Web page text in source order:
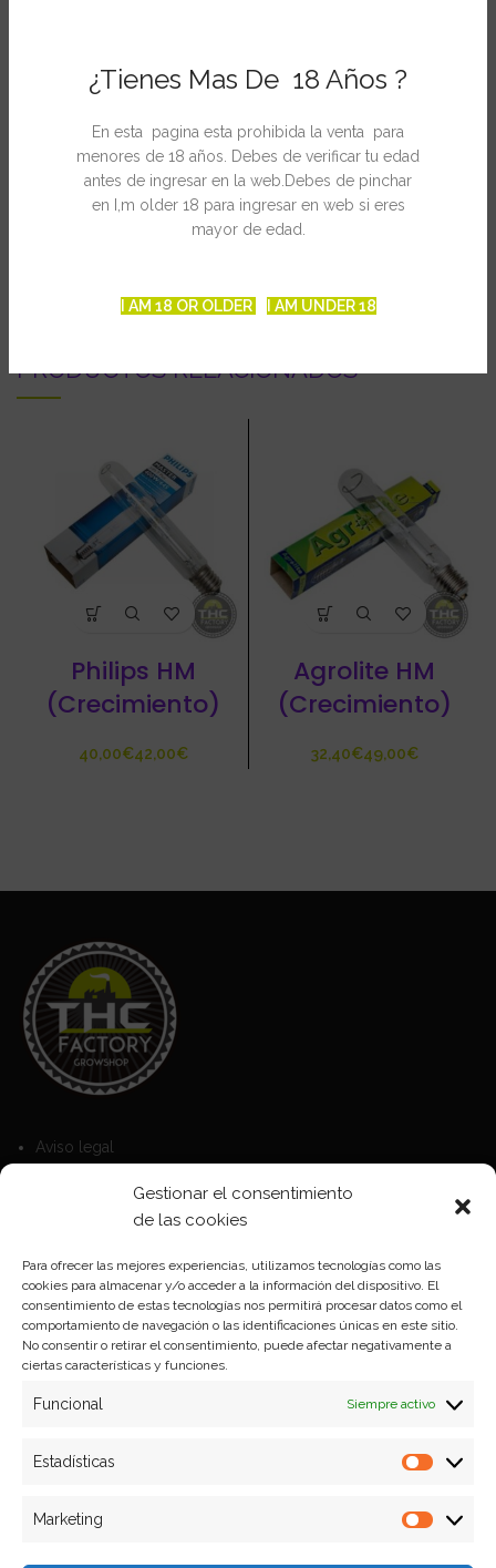
¿Tienes Mas De 18 Años ?
En esta pagina esta prohibida la venta para
menores de 18 años. Debes de verificar tu edad
antes de ingresar en la web.Debes de pinchar
en I,m older 18 para ingresar en web si eres
mayor de edad.
I AM 18 OR OLDER I AM UNDER 18
Gestionar el consentimiento
de las cookies
Para ofrecer las mejores experiencias, utilizamos tecnologías como las
cookies para almacenar y/o acceder a la información del dispositivo. El
consentimiento de estas tecnologías nos permitirá procesar datos como el
comportamiento de navegación o las identificaciones únicas en este sitio.
No consentir o retirar el consentimiento, puede afectar negativamente a
ciertas características y funciones.
Funcional Siempre activo
Estadísticas
Marketing
vida útil a las lámparas dándole además más confort y una luz
más estable a las plantas. El Balastro Cerrado VDL Compact /
gancho en la parte posterior para guindarlo de la pared dándole
seguridad y comodidad.
PRODUCTOS RELACIONADOS
Philips HM
(Crecimiento)
€ €
Agrolite HM
(Crecimiento)
€ €
Aviso legal
Política de privacidad
Formas de pago
Plazos y condiciones de envio
Politica de devoluciones